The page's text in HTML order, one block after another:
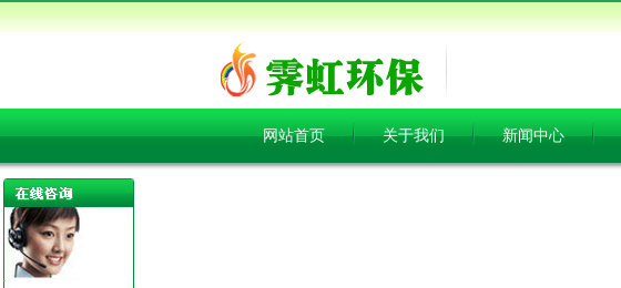
网站首页 关于我们 新闻中心